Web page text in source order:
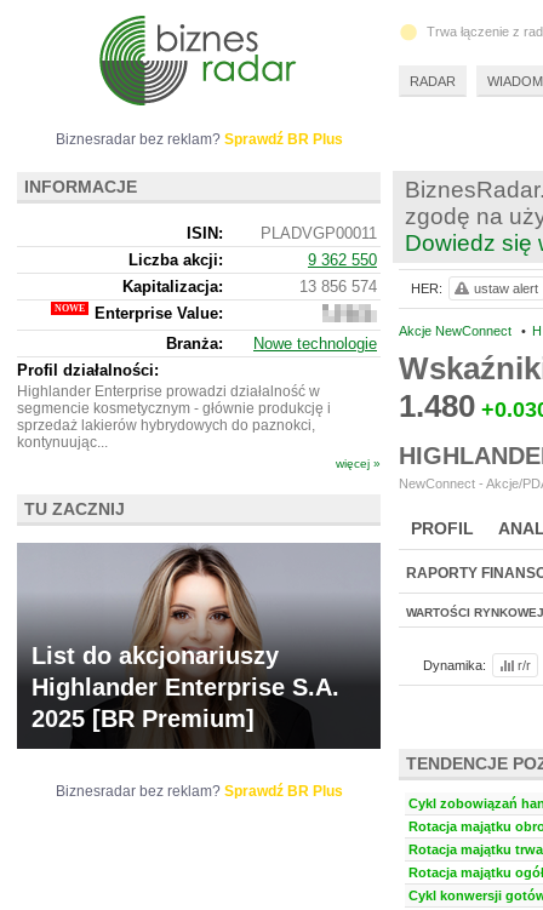
zgodę na
Dowiedz się
Akcje NewConnect •
1.480
NewConnect - Akcje/
PROFIL
BR LAB
RAPORTY
WARTOŚCI RYNKOWEJ
Dynamika: r/r
TENDENCJE
Cykl zobowiązań
Rotacja majątku
Rotacja majątku
Rotacja majątku
Cykl konwersji
HER: ustaw alert
Biznesradar bez reklam? Sprawdź BR Plus
INFORMACJE
ISIN:
PLADVGP00011
Liczba akcji:
9 362 550
Kapitalizacja:
13 856 574
Enterprise Value:
14
667
574
Branża:
Nowe technologie
Profil działalności:
Highlander Enterprise prowadzi działalność w
segmencie kosmetycznym - głównie produkcję i
sprzedaż lakierów hybrydowych do paznokci,
kontynuując...
więcej »
TU ZACZNIJ
List do akcjonariuszy
Highlander Enterprise S.A.
2025 [BR Premium]
Biznesradar bez reklam? Sprawdź BR Plus
Trwa łączenie z
RADAR